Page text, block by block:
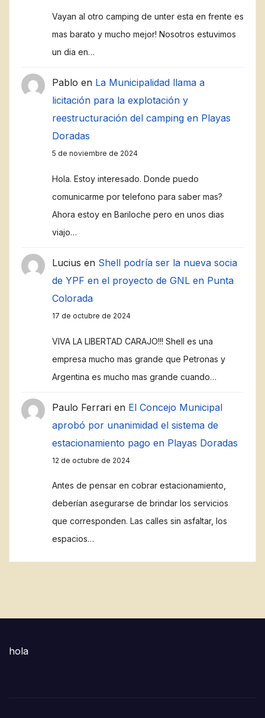
Vayan al otro camping de unter esta en frente es
mas barato y mucho mejor! Nosotros estuvimos
un dia en…
Pablo en La Municipalidad llama a
licitación para la explotación y
reestructuración del camping en Playas
Doradas
5 de noviembre de 2024
Hola. Estoy interesado. Donde puedo
comunicarme por telefono para saber mas?
Ahora estoy en Bariloche pero en unos dias
viajo…
Lucius en Shell podría ser la nueva socia
de YPF en el proyecto de GNL en Punta
Colorada
17 de octubre de 2024
VIVA LA LIBERTAD CARAJO!!! Shell es una
empresa mucho mas grande que Petronas y
Argentina es mucho mas grande cuando…
Paulo Ferrari en El Concejo Municipal
aprobó por unanimidad el sistema de
estacionamiento pago en Playas Doradas
12 de octubre de 2024
Antes de pensar en cobrar estacionamiento,
deberían asegurarse de brindar los servicios
que corresponden. Las calles sin asfaltar, los
espacios…
hola